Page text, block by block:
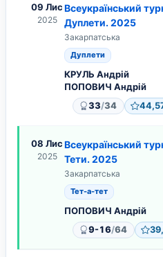
09 Лис
2025
Всеукраїнський
Дуплети. 2025
Закарпатська
Дуплети
КРУЛЬ Андрій
ПОПОВИЧ Андрій
33/34
08 Лис
2025
Всеукраїнський
Тети. 2025
Закарпатська
Тет-а-тет
ПОПОВИЧ Андрій
9-16/64